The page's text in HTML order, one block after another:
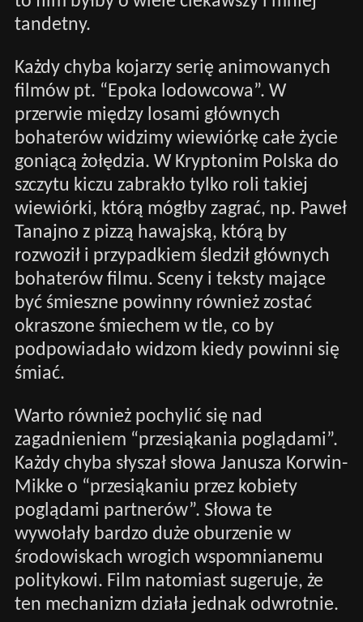
tandetny.
Każdy chyba kojarzy serię animowanych
filmów pt. “Epoka lodowcowa”. W
przerwie między losami głównych
bohaterów widzimy wiewiórkę całe życie
goniącą żołędzia. W Kryptonim Polska do
szczytu kiczu zabrakło tylko roli takiej
wiewiórki, którą mógłby zagrać, np. Paweł
Tanajno z pizzą hawajską, którą by
rozwoził i przypadkiem śledził głównych
bohaterów filmu. Sceny i teksty mające
być śmieszne powinny również zostać
okraszone śmiechem w tle, co by
podpowiadało widzom kiedy powinni się
śmiać.
Warto również pochylić się nad
zagadnieniem “przesiąkania poglądami”.
Każdy chyba słyszał słowa Janusza Korwin-
Mikke o “przesiąkaniu przez kobiety
poglądami partnerów”. Słowa te
wywołały bardzo duże oburzenie w
środowiskach wrogich wspomnianemu
politykowi. Film natomiast sugeruje, że
ten mechanizm działa jednak odwrotnie.